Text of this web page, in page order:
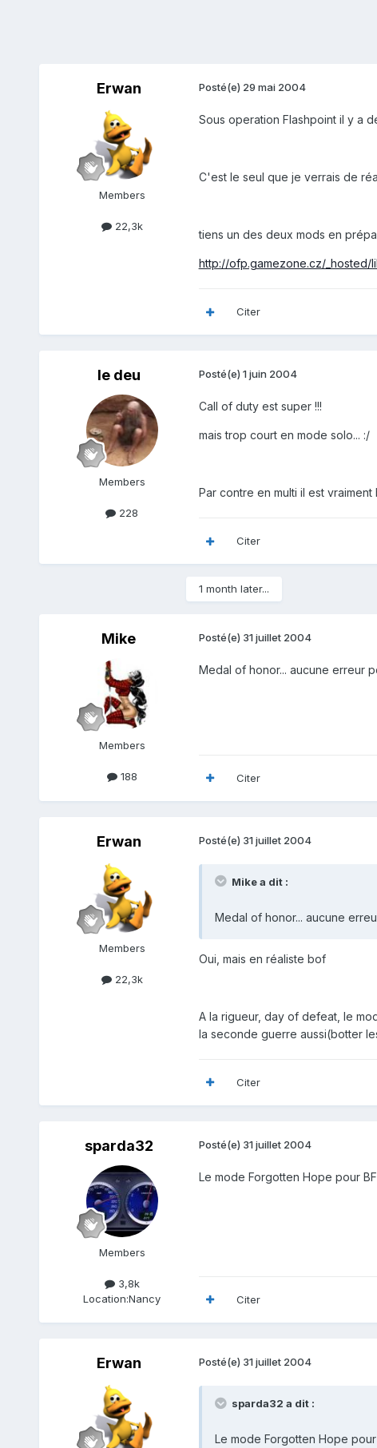
Erwan
Members
22,3k
Posté(e) 29 mai 2004
Sous operation Flashpoint il y a
C'est le seul que je verrais de
tiens un des deux mods en
http://ofp.gamezone.cz/_hosted/
Citer
le deu
Members
228
Posté(e) 1 juin 2004
Call of duty est super !!!
mais trop court en mode solo... :/
Par contre en multi il est vraiment
Citer
1 month later...
Mike
Members
188
Posté(e) 31 juillet 2004
Medal of honor... aucune erreur
Citer
Erwan
Members
22,3k
Posté(e) 31 juillet 2004
Mike a dit :
Medal of honor... aucune
Oui, mais en réaliste bof
A la rigueur, day of defeat, le
la seconde guerre aussi(botter
Citer
sparda32
Members
3,8k
Location:Nancy
Posté(e) 31 juillet 2004
Le mode Forgotten Hope pour
Citer
Erwan Posté(e) 31 juillet 2004
sparda32 a dit :
Le mode Forgotten Hope